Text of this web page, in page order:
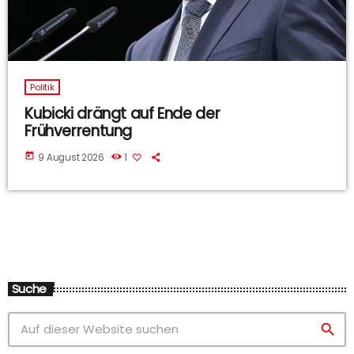
Politik
Kubicki drängt auf Ende der
Frühverrentung
today 9 August 2026 1
Suche
search